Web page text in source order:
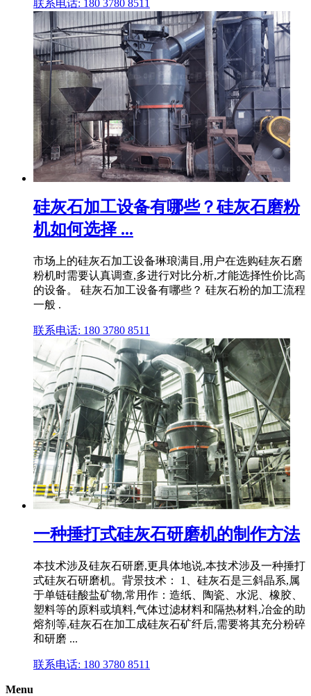
联系电话: 180 3780 8511
硅灰石加工设备有哪些？硅灰石磨粉
机如何选择 ...
市场上的硅灰石加工设备琳琅满目,用户在选购硅灰石磨
粉机时需要认真调查,多进行对比分析,才能选择性价比高
的设备。 硅灰石加工设备有哪些？ 硅灰石粉的加工流程
一般 .
联系电话: 180 3780 8511
一种捶打式硅灰石研磨机的制作方法
本技术涉及硅灰石研磨,更具体地说,本技术涉及一种捶打
式硅灰石研磨机。背景技术： 1、硅灰石是三斜晶系,属
于单链硅酸盐矿物,常用作：造纸、陶瓷、水泥、橡胶、
塑料等的原料或填料,气体过滤材料和隔热材料,冶金的助
熔剂等,硅灰石在加工成硅灰石矿纤后,需要将其充分粉碎
和研磨 ...
联系电话: 180 3780 8511
Menu